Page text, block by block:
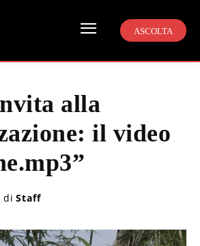
ASCOLTA
alla
il video
di Staff